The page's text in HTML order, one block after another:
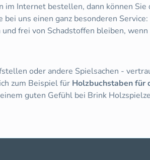
im Internet bestellen, dann können
uns einen ganz besonderen
frei von Schadstoffen bleiben,
oder andere Spielsachen -
zum Beispiel für Holzbuchstaben für
guten Gefühl bei Brink